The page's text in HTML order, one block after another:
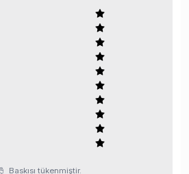
Baskısı tükenmiştir.